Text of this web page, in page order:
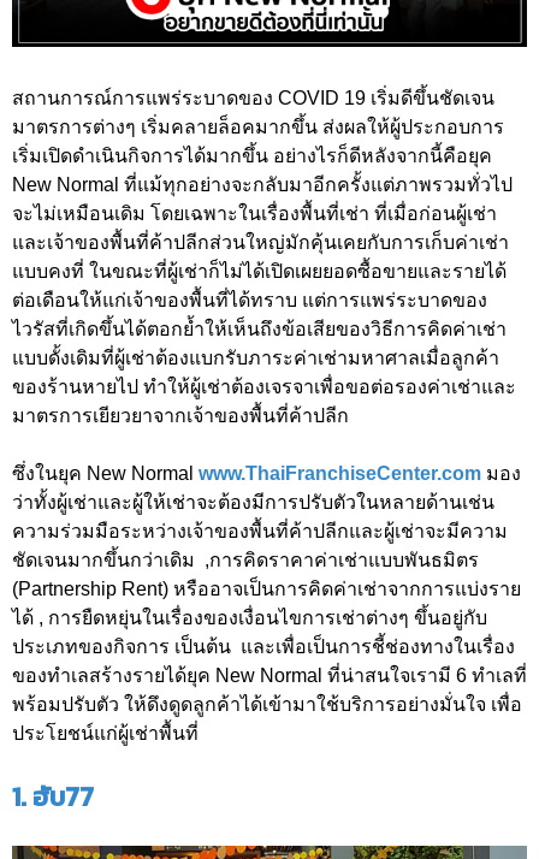
สถานการณ์การแพร่ระบาดของ COVID 19 เริ่มดีขึ้นชัดเจน
มาตรการต่างๆ เริ่มคลายล็อคมากขึ้น ส่งผลให้ผู้ประกอบการ
เริ่มเปิดดำเนินกิจการได้มากขึ้น อย่างไรก็ดีหลังจากนี้คือยุค
New Normal ที่แม้ทุกอย่างจะกลับมาอีกครั้งแต่ภาพรวมทั่วไป
จะไม่เหมือนเดิม โดยเฉพาะในเรื่องพื้นที่เช่า ที่เมื่อก่อนผู้เช่า
และเจ้าของพื้นที่ค้าปลีกส่วนใหญ่มักคุ้นเคยกับการเก็บค่าเช่า
แบบคงที่ ในขณะที่ผู้เช่าก็ไม่ได้เปิดเผยยอดซื้อขายและรายได้
ต่อเดือนให้แก่เจ้าของพื้นที่ได้ทราบ แต่การแพร่ระบาดของ
ไวรัสที่เกิดขึ้นได้ตอกย้ำให้เห็นถึงข้อเสียของวิธีการคิดค่าเช่า
แบบดั้งเดิมที่ผู้เช่าต้องแบกรับภาระค่าเช่ามหาศาลเมื่อลูกค้า
ของร้านหายไป ทำให้ผู้เช่าต้องเจรจาเพื่อขอต่อรองค่าเช่าและ
มาตรการเยียวยาจากเจ้าของพื้นที่ค้าปลีก
ซึ่งในยุค New Normal www.ThaiFranchiseCenter.com มอง
ว่าทั้งผู้เช่าและผู้ให้เช่าจะต้องมีการปรับตัวในหลายด้านเช่น
ความร่วมมือระหว่างเจ้าของพื้นที่ค้าปลีกและผู้เช่าจะมีความ
ชัดเจนมากขึ้นกว่าเดิม ,การคิดราคาค่าเช่าแบบพันธมิตร
(Partnership Rent) หรืออาจเป็นการคิดค่าเช่าจากการแบ่งราย
ได้ , การยืดหยุ่นในเรื่องของเงื่อนไขการเช่าต่างๆ ขึ้นอยู่กับ
ประเภทของกิจการ เป็นต้น และเพื่อเป็นการชี้ช่องทางในเรื่อง
ของทำเลสร้างรายได้ยุค New Normal ที่น่าสนใจเรามี 6 ทำเลที่
พร้อมปรับตัว ให้ดึงดูดลูกค้าได้เข้ามาใช้บริการอย่างมั่นใจ เพื่อ
ประโยชน์แก่ผู้เช่าพื้นที่
1. ฮับ77